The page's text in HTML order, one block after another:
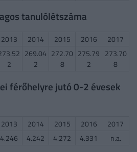
tanulólétszáma
2013 2014 2015 2016
2017
2
269.04
2
272.70
8
275.79
2
273.70
8
férőhelyre jutó 0-2 évesek
2013 2014 2015 2016
2017
4.246 4.242 4.272 4.331 n.a.